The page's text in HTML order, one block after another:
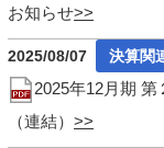
お知らせ
2025/08/07
2025年12月期 第
（連結）